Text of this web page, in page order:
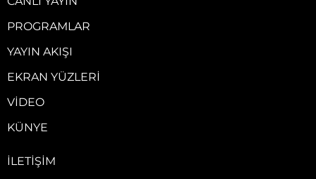
PROGRAMLAR
YAYIN AKIŞI
EKRAN YÜZLERI
VIDEO
KÜNYE
İLETIŞIM